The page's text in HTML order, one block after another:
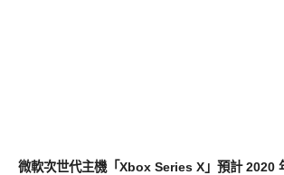
微軟次世代主機「Xbox Series X」預計 2020